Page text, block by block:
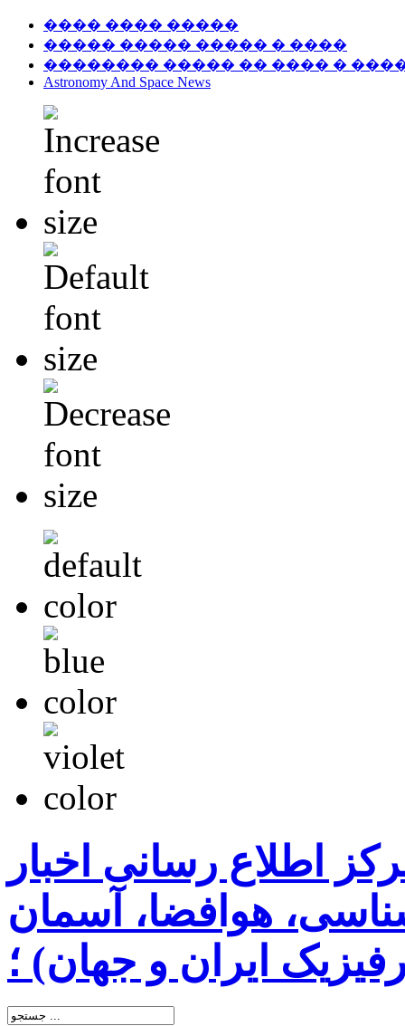
���� ���� �����
����� ����� ����� � ����
�������� ����� �� ���� �
Astronomy And Space News
اطلاع رسانی اخبار
هوافضا، آسمان
ایران و جهان) ؛